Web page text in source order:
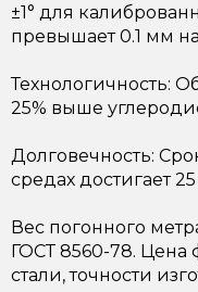
±1° для
превышает 0.1 мм
Технологичность:
25% выше
Долговечность:
средах достигает 25
Вес погонного
ГОСТ 8560-78. Цена
стали, точности